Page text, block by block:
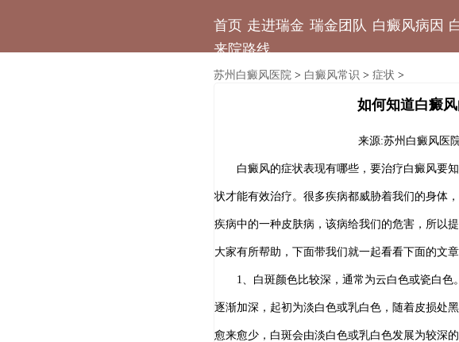
首页 走进瑞金 瑞金团队 白癜风病因
来院路线
苏州白癜风医院> 白癜风常识 > 症状 >
如何知道白癜
来源:苏州白癜风医
白癜风的症状表现有哪些，要治疗白癜风要知
状才能有效治疗。很多疾病都威胁着我们的身体
疾病中的一种皮肤病，该病给我们的危害，所以
大家有所帮助，下面带我们就一起看看下面的文章
1、白斑颜色比较深，通常为云白色或瓷白色
逐渐加深，起初为淡白色或乳白色，随着皮损处
愈来愈少，白斑会由淡白色或乳白色发展为较深